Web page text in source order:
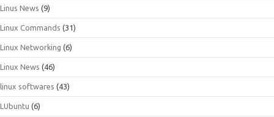
Linus News (9)
Linux Commands (31)
Linux Networking (6)
Linux News (46)
linux softwares (43)
LUbuntu (6)